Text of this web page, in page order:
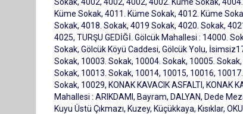
Küme Sokak, 4011. Küme Sokak, 4012. Küme
Sokak, 4018. Sokak, 4019 Sokak, 4020. Sokak,
4025, TURŞU GEDİĞİ. Gölcük Mahallesi : 14000.
Sokak, Gölcük Köyü Caddesi, Gölcük Yolu,
Sokak, 10003. Sokak, 10004. Sokak, 10005.
Sokak, 10013. Sokak, 10014, 10015, 10016,
Sokak, 10029, KONAK KAVACIK ASFALTI, KONAK
Mahallesi : ARIKDAMI, Bayram, DALYAN, Dede
Kuyu Üstü Çıkmazı, Kuzey, Küçükkaya, Kısıklar,